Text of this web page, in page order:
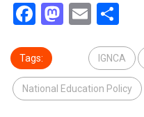
Facebook
Email
Tags: IGNCA
National Education Policy